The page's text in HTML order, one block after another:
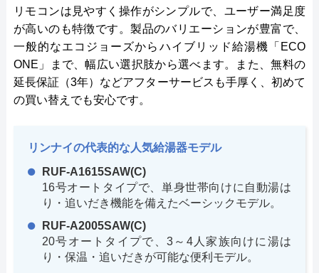
リモコンは見やすく操作がシンプルで、ユーザー満足度
が高いのも特徴です。製品のバリエーションが豊富で、
一般的なエコジョーズからハイブリッド給湯機「ECO
ONE」まで、幅広い選択肢から選べます。また、無料の
延長保証（3年）などアフターサービスも手厚く、初めて
の買い替えでも安心です。
リンナイの代表的な人気給湯器モデル
RUF-A1615SAW(C)
16号オートタイプで、単身世帯向けに自動湯は
り・追いだき機能を備えたベーシックモデル。
RUF-A2005SAW(C)
20号オートタイプで、3～4人家族向けに湯は
り・保温・追いだきが可能な便利モデル。